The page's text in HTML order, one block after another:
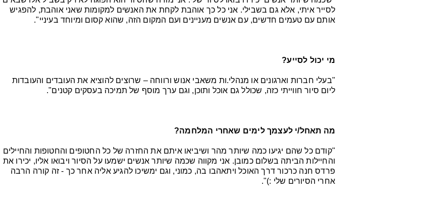
לסייר איתי, אלא גם בשבילי. אני כל כך אוהבת לקחת את האנשים למקומות שאני אוהבת, להפגיש
אותם עם טעמים חדשים, עם אנשים מעניינים ועם המקום הזה, שהוא קסום ומיוחד בעיניי".
מי יכול לסייע?
"בעלי חברות וארגונים או מנהלי.ות משאבי אנוש ורווחה – שרוצים להוציא את העובדים והעובדות
ליום סיור חווייתי כזה, שכולל גם אוכל ותוכן, וגם ערך מוסף של תמיכה בעסקים קטנים".
מה תאחל/י לעצמך לימים שאחרי המלחמה?
"קודם כל שהם יגיעו כמה שיותר מהר ושיביאו איתם את החזרה של כל החטופים והחטופות והחיילים
והחיילות הביתה בשלום כמובן. אני מקווה שכמה שיותר אנשים ישמעו על הסיור ויבואו אליו, יכירו את
פרדס חנה כרכור דרך האוכל ויתאהבו בה, כמוני, וגם ימשיכו להגיע אליה אחר כך - זה קורה הרבה
אחרי הסיורים שלי :)".